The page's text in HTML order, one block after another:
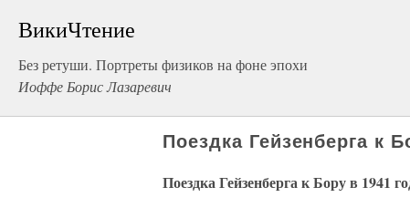
ВикиЧтение
Без ретуши. Портреты физиков на фоне эпохи
Иоффе Борис Лазаревич
Поездка Гейзенберга к
Поездка Гейзенберга к Бору в 1941